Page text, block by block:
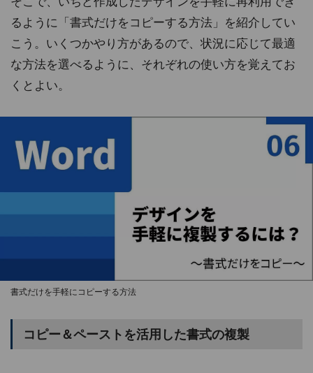
るように「書式だけをコピーする方法」を紹介してい
こう。いくつかやり方があるので、状況に応じて最適
な方法を選べるように、それぞれの使い方を覚えてお
くとよい。
書式だけを手軽にコピーする方法
コピー＆ペーストを活用した書式の複製